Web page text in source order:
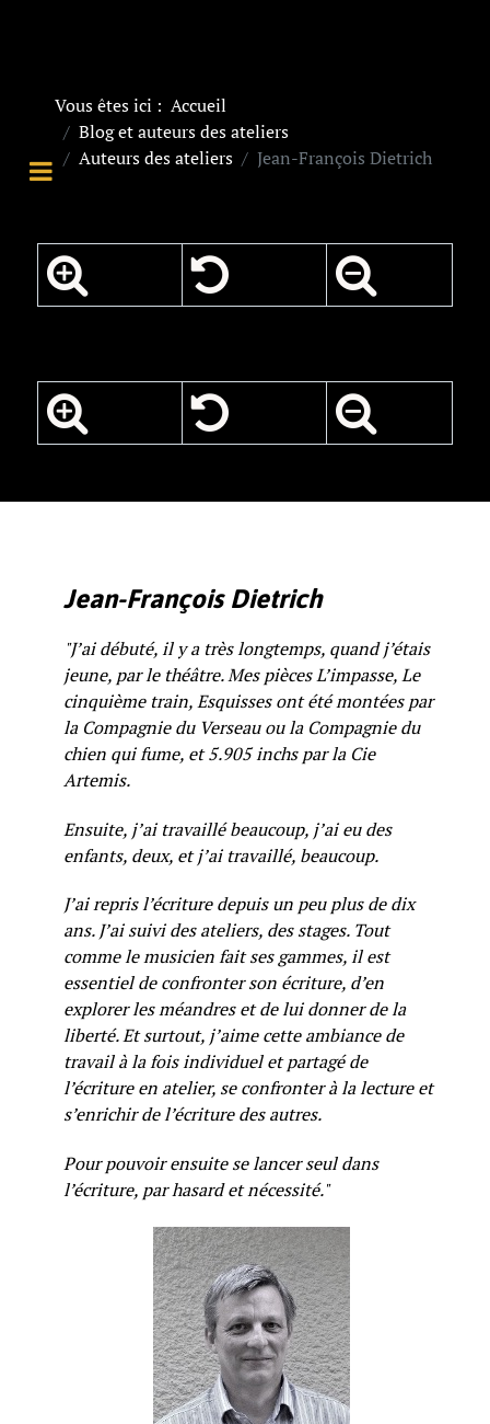
Vous êtes ici : Accueil
Blog et auteurs des ateliers
Auteurs des ateliers
Jean-François Dietrich
Jean-François Dietrich
"J’ai débuté, il y a très longtemps, quand j’étais
jeune, par le théâtre. Mes pièces L’impasse, Le
cinquième train, Esquisses ont été montées par
la Compagnie du Verseau ou la Compagnie du
chien qui fume, et 5.905 inchs par la Cie
Artemis.
Ensuite, j’ai travaillé beaucoup, j’ai eu des
enfants, deux, et j’ai travaillé, beaucoup.
J’ai repris l’écriture depuis un peu plus de dix
ans. J’ai suivi des ateliers, des stages. Tout
comme le musicien fait ses gammes, il est
essentiel de confronter son écriture, d’en
explorer les méandres et de lui donner de la
liberté. Et surtout, j’aime cette ambiance de
travail à la fois individuel et partagé de
l’écriture en atelier, se confronter à la lecture et
s’enrichir de l’écriture des autres.
Pour pouvoir ensuite se lancer seul dans
l’écriture, par hasard et nécessité."